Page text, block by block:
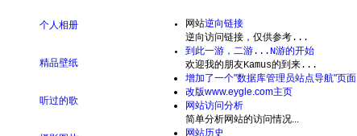
个人相册
精品壁纸
听过的歌
网站逆向链接
逆向访问链接，仅供参考...
到此一游，二游...N游的开始
欢迎我的朋友Kamus的到来...
增加了一个"数据库管理员站点导航"页面
改版www.eygle.com主页
网站访问分析
简单分析网站的访问情况...
网站历史